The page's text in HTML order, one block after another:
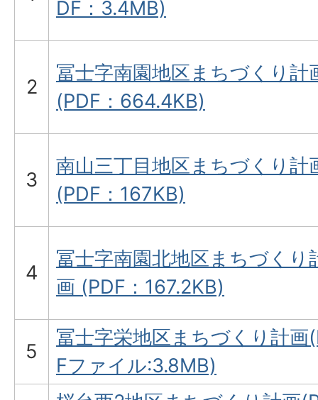
DF：3.4MB)
2
冨士字南園地区まちづくり計
(PDF：664.4KB)
3
南山三丁目地区まちづくり計
(PDF：167KB)
4
冨士字南園北地区まちづくり
画 (PDF：167.2KB)
5
冨士字栄地区まちづくり計画
Fファイル:3.8MB)